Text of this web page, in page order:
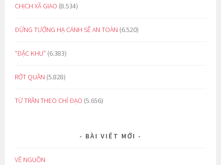
CHỊCH XÃ GIAO (8.534)
ĐỪNG TƯỞNG HẠ CÁNH SẼ AN TOÀN (6.520)
“ĐẶC KHU” (6.383)
RỚT QUẦN (5.828)
TỪ TRẦN THEO CHỈ ĐẠO (5.656)
BÀI VIẾT MỚI
VỀ NGUỒN